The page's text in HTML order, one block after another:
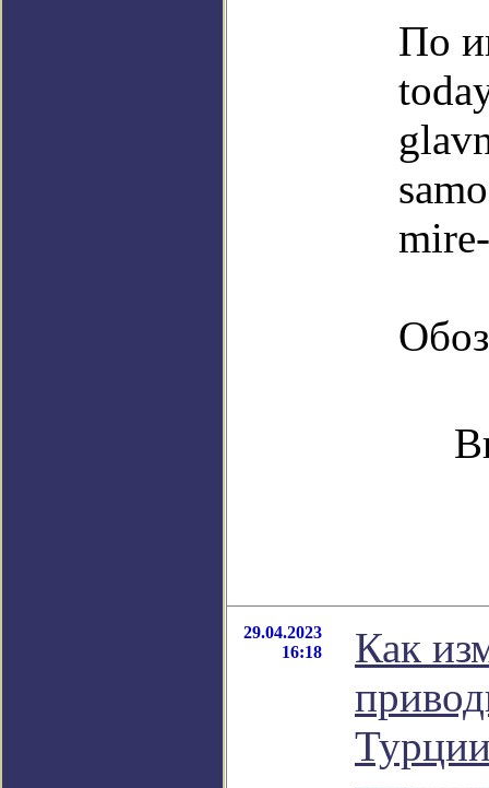
По
29.04.2023
16:18
Как